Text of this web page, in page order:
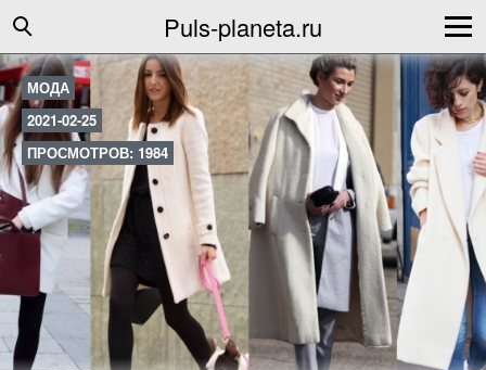
Puls-planeta.ru
МОДА
2021-02-25
ПРОСМОТРОВ: 1984